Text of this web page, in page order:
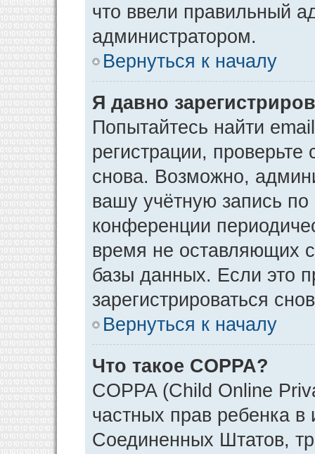
что ввели правильный
администратором.
Вернуться к началу
Я давно
Попытайтесь найти
регистрации,
снова. Возможно,
вашу учётную запись
конференции
время не оставляющих
базы данных. Если это
зарегистрироваться
Вернуться к началу
Что такое COPPA?
COPPA (Child Online
частных прав ребенка в
Соединенных Штатов,